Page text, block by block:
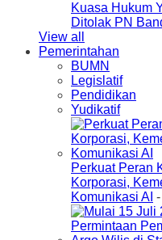
Kuasa Hukum
Ditolak PN
View all
Pemerintahan
BUMN
Legislatif
Pendidikan
Yudikatif
Perkuat Peran
Korporasi,
Komunikasi AI